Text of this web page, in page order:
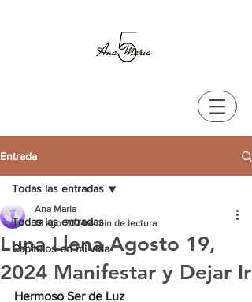
Entrada
Todas las entradas
Capítulos en mi vida
Todas las entradas
Luna Llena Agosto 19,
2024 Manifestar y Dejar Ir
Ana Maria
18 ago 2024 4 min de lectura
Hermoso Ser de Luz